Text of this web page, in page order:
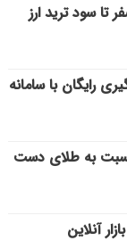
سود ترید ارز
رایگان با سامانه
به طلای دست
آنلاین